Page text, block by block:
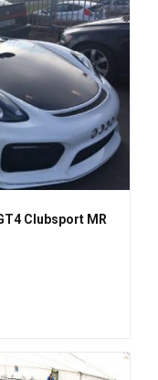
Clubsport MR